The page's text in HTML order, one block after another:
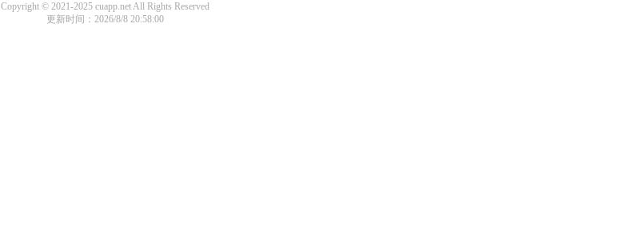
Copyright © 2021-2025 cuapp.net All Rights Reserved
更新时间：2026/8/8 20:58:00